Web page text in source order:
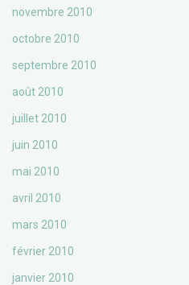
novembre 2010
octobre 2010
septembre 2010
août 2010
juillet 2010
juin 2010
mai 2010
avril 2010
mars 2010
février 2010
janvier 2010